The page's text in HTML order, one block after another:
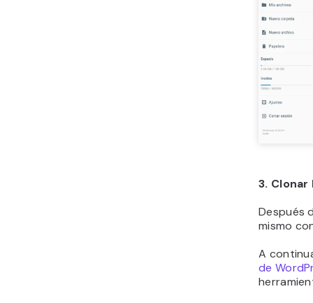
3.
Después
mismo
A
de